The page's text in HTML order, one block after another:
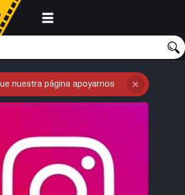
nuestra página apoyarnos ❌